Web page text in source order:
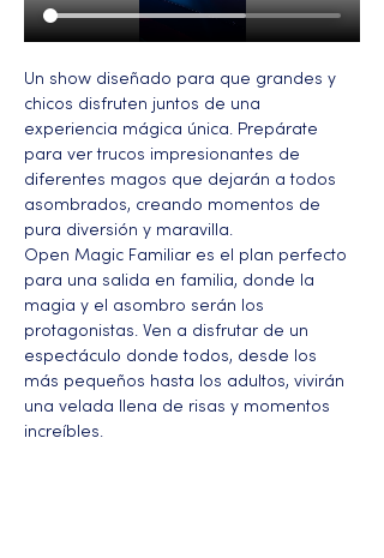
Un show diseñado para que grandes y
chicos disfruten juntos de una
experiencia mágica única. Prepárate
para ver trucos impresionantes de
diferentes magos que dejarán a todos
asombrados, creando momentos de
pura diversión y maravilla.
Open Magic Familiar es el plan perfecto
para una salida en familia, donde la
magia y el asombro serán los
protagonistas. Ven a disfrutar de un
espectáculo donde todos, desde los
más pequeños hasta los adultos, vivirán
una velada llena de risas y momentos
increíbles.